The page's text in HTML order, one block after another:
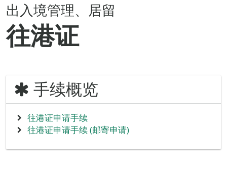
出入境管理、居留
往港证
手续概览
往港证申请手续
往港证申请手续 (邮寄申请)